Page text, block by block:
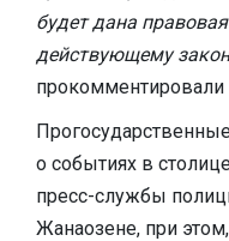
будет дана
действующему
о событиях в
пресс-службы
Жанаозене, при